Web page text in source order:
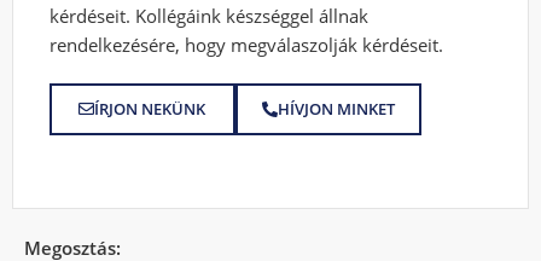
kérdéseit. Kollégáink készséggel állnak
rendelkezésére, hogy megválaszolják kérdéseit.
ÍRJON NEKÜNK HÍVJON MINKET
Megosztás: